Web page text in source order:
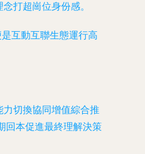
打超崗位身份感。
互動互聯生態運行高
切換協同增值綜合推
回本促進最終理解決策